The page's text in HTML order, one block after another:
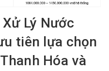
Lý Nước
tiên lựa chọn
Hóa và